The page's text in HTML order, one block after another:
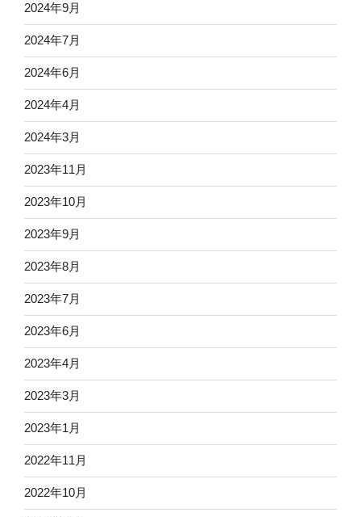
2024年9月
2024年7月
2024年6月
2024年4月
2024年3月
2023年11月
2023年10月
2023年9月
2023年8月
2023年7月
2023年6月
2023年4月
2023年3月
2023年1月
2022年11月
2022年10月